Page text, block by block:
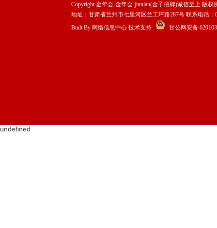
Copyright 金年会-金年会·jinnian(金子招牌)诚信至上 版权
地址：甘肃省兰州市七里河区兰工坪路287号 联系电话：
Built By 网络信息中心技术支持 甘公网安备
undefined